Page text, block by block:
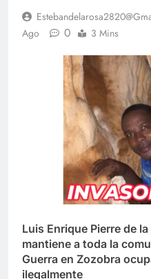
Ago
0 3 Mins
Luis Enrique Pierre de
mantiene a toda la
Guerra en Zozobra
ilegalmente